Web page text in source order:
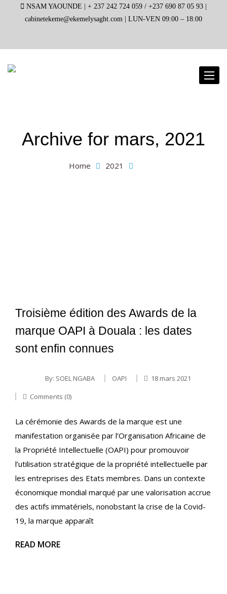
NSAM YAOUNDE | + 237 242 724 059 / +237 690 87 05 93 |
cabinetekeme@ekemelysaght.com | LUN-VEN 09:00 – 18:00
Archive for mars, 2021
Home 2021
Troisième édition des Awards de la
marque OAPI à Douala : les dates
sont enfin connues
By: SOEL NGABA OAPI
18 mars 2021
Comments (0)
La cérémonie des Awards de la marque est une
manifestation organisée par l’Organisation Africaine de
la Propriété Intellectuelle (OAPI) pour promouvoir
l’utilisation stratégique de la propriété intellectuelle par
les entreprises des Etats membres. Dans un contexte
économique mondial marqué par une valorisation accrue
des actifs immatériels, nonobstant la crise de la Covid-
19, la marque apparaît
READ MORE